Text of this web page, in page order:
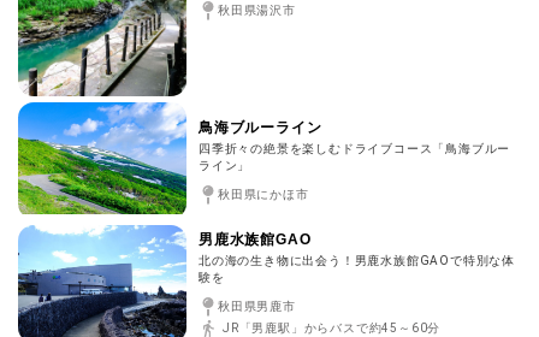
秋田県湯沢市
鳥海ブルーライン
四季折々の絶景を楽しむドライブコース「鳥海ブルー
ライン」
秋田県にかほ市
男鹿水族館GAO
北の海の生き物に出会う！男鹿水族館GAOで特別な体
験を
秋田県男鹿市
JR「男鹿駅」からバスで約45～60分